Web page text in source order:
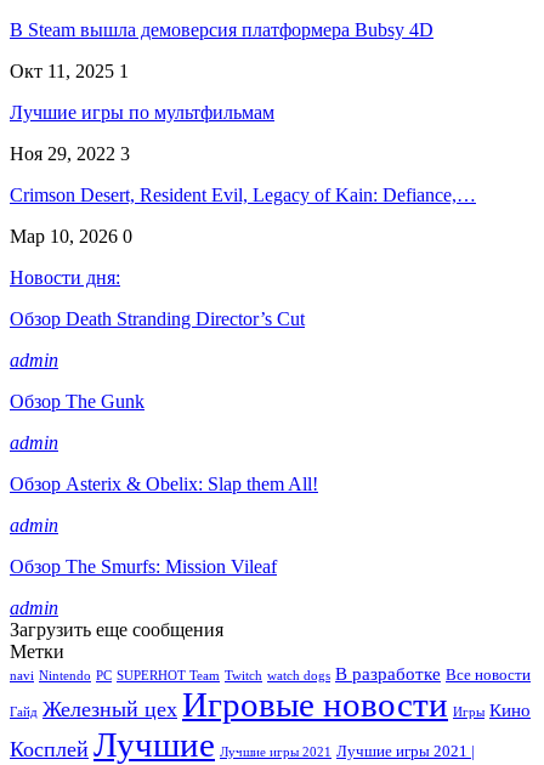
В Steam вышла демоверсия платформера Bubsy 4D
Окт 11, 2025 1
Лучшие игры по мультфильмам
Ноя 29, 2022 3
Crimson Desert, Resident Evil, Legacy of Kain: Defiance,…
Мар 10, 2026 0
Новости дня:
Обзор Death Stranding Director’s Cut
admin
Обзор The Gunk
admin
Обзор Asterix & Obelix: Slap them All!
admin
Обзор The Smurfs: Mission Vileaf
admin
Загрузить еще сообщения
Метки
navi Nintendo PC SUPERHOT Team Twitch watch dogs В разработке Все новости
Гайд Железный цех Игровые новости Игры Кино
Косплей Лучшие Лучшие игры 2021
Лучшие игры 2021 |